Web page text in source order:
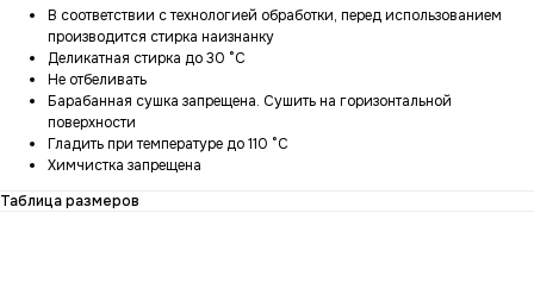
В соответствии с технологией обработки, перед использованием
производится стирка наизнанку
Деликатная стирка до 30 °C
Не отбеливать
Барабанная сушка запрещена. Сушить на горизонтальной
поверхности
Гладить при температуре до 110 °C
Химчистка запрещена
Таблица размеров